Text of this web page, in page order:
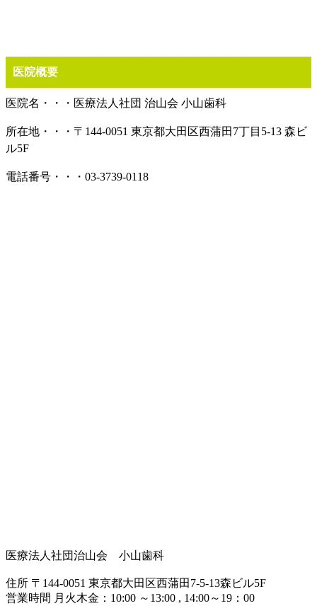
医院概要
医院名・・・医療法人社団 治山会 小山歯科
所在地・・・〒144-0051 東京都大田区西蒲田7丁目5-13 森ビ
ル5F
電話番号・・・03-3739-0118
医療法人社団治山会 小山歯科
住所 〒144-0051 東京都大田区西蒲田7-5-13森ビル5F
営業時間 月火木金：10:00 ～13:00 , 14:00～19：00